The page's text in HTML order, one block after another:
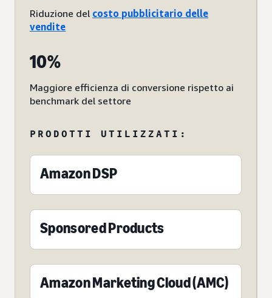
Riduzione del costo pubblicitario delle
vendite
10%
Maggiore efficienza di conversione rispetto ai
benchmark del settore
PRODOTTI UTILIZZATI:
Amazon DSP
Sponsored Products
Amazon Marketing Cloud (AMC)